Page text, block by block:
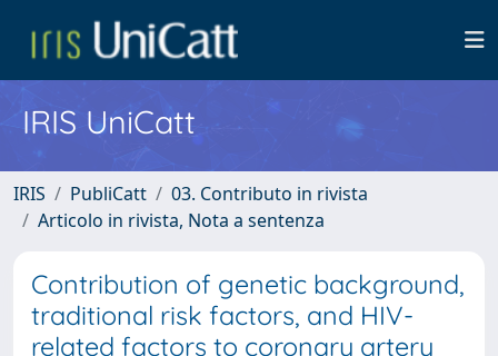
IRIS UniCatt
IRIS PubliCatt
03. Contributo in rivista
Articolo in rivista, Nota a sentenza
Contribution of genetic background,
traditional risk factors, and HIV-
related factors to coronary artery